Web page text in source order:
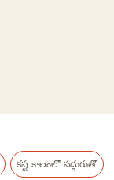
కష్ట కాలంలో సద్గురుతో